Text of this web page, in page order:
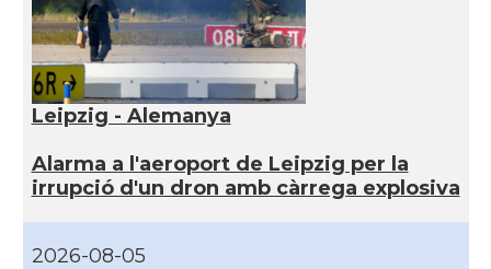
Leipzig - Alemanya
Alarma a l'aeroport de Leipzig per la
irrupció d'un dron amb càrrega explosiva
2026-08-05